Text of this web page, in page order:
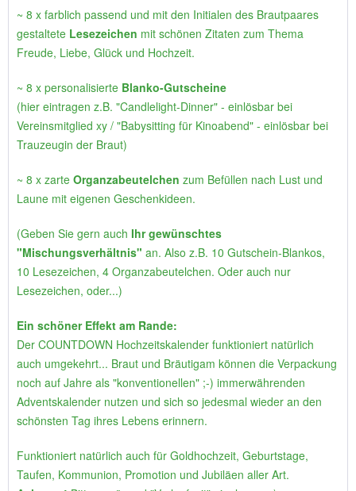
~ 8 x farblich passend und mit den Initialen des Brautpaares
gestaltete Lesezeichen mit schönen Zitaten zum Thema
Freude, Liebe, Glück und Hochzeit.
~ 8 x personalisierte Blanko-Gutscheine
(hier eintragen z.B. "Candlelight-Dinner" - einlösbar bei
Vereinsmitglied xy / "Babysitting für Kinoabend" - einlösbar bei
Trauzeugin der Braut)
~ 8 x zarte Organzabeutelchen zum Befüllen nach Lust und
Laune mit eigenen Geschenkideen.
(Geben Sie gern auch Ihr gewünschtes
"Mischungsverhältnis" an. Also z.B. 10 Gutschein-Blankos,
10 Lesezeichen, 4 Organzabeutelchen. Oder auch nur
Lesezeichen, oder...)
Ein schöner Effekt am Rande:
Der COUNTDOWN Hochzeitskalender funktioniert natürlich
auch umgekehrt... Braut und Bräutigam können die Verpackung
noch auf Jahre als "konventionellen" ;-) immerwährenden
Adventskalender nutzen und sich so jedesmal wieder an den
schönsten Tag ihres Lebens erinnern.
Funktioniert natürlich auch für Goldhochzeit, Geburtstage,
Taufen, Kommunion, Promotion und Jubiläen aller Art.